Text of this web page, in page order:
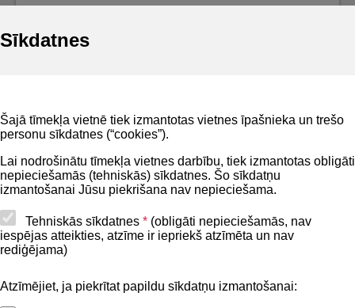
Sīkdatnes
Šajā tīmekļa vietnē tiek izmantotas vietnes īpašnieka un trešo
personu sīkdatnes (“cookies”).
Lai nodrošinātu tīmekļa vietnes darbību, tiek izmantotas obligāti
nepieciešamās (tehniskās) sīkdatnes. Šo sīkdatņu
izmantošanai Jūsu piekrišana nav nepieciešama.
Tehniskās sīkdatnes * (obligāti nepieciešamās, nav
iespējas atteikties, atzīme ir iepriekš atzīmēta un nav
rediģējama)
Atzīmējiet, ja piekrītat papildu sīkdatņu izmantošanai:
Privātuma politika
Lapas karte
Piekļūstamības paziņojums
Kontakti